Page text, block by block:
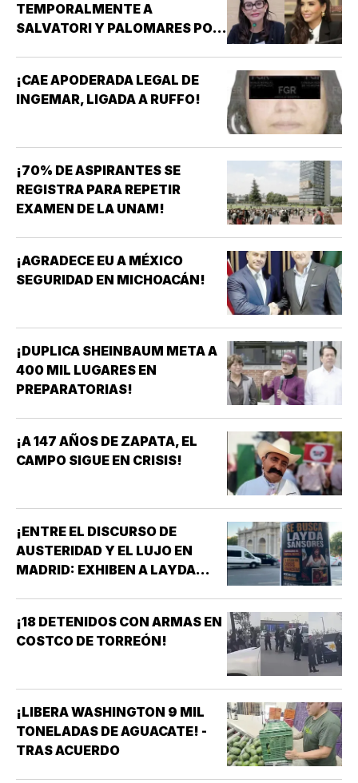
TEMPORALMENTE A
SALVATORI Y PALOMARES POR
¡CAE APODERADA LEGAL DE
INGEMAR, LIGADA A RUFFO!
¡70% DE ASPIRANTES SE
REGISTRA PARA REPETIR
EXAMEN DE LA UNAM!
¡AGRADECE EU A MÉXICO
SEGURIDAD EN MICHOACÁN!
¡DUPLICA SHEINBAUM META A
400 MIL LUGARES EN
PREPARATORIAS!
¡A 147 AÑOS DE ZAPATA, EL
CAMPO SIGUE EN CRISIS!
¡ENTRE EL DISCURSO DE
AUSTERIDAD Y EL LUJO EN
MADRID: EXHIBEN A LAYDA
¡18 DETENIDOS CON ARMAS EN
COSTCO DE TORREÓN!
¡LIBERA WASHINGTON 9 MIL
TONELADAS DE AGUACATE! -
TRAS ACUERDO